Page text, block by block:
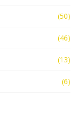
(50)
(46)
(13)
(6)